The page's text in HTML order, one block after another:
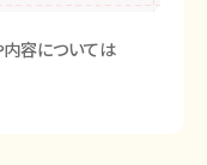
内容については